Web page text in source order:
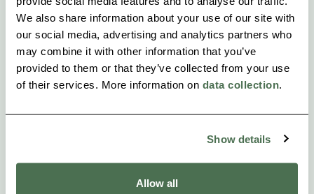
We also share information about your use of our site with
our social media, advertising and analytics partners who
may combine it with other information that you’ve
provided to them or that they’ve collected from your use
of their services. More information on data collection.
Show details
Allow all